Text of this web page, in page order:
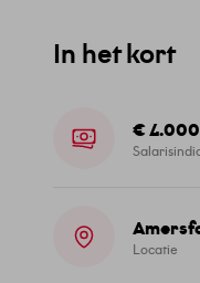
In het kort
€
Locatie